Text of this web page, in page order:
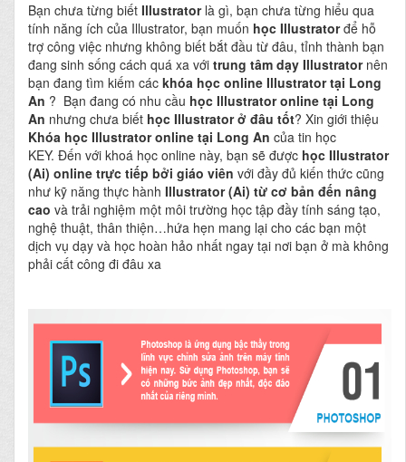
Bạn chưa từng biết Illustratorlà gì, bạn chưa từng hiểu qua
tính năng ích của Illustrator, bạn muốn học Illustratorđể hỗ
trợ công việc nhưng không biết bắt đầu từ đâu, tỉnh thành bạn
đang sinh sống cách quá xa với trung tâm dạy Illustratornên
bạn đang tìm kiếm các khóa học online Illustrator tại Long
An ? Bạn đang có nhu cầu học Illustrator online tại Long
An nhưng chưa biết học Illustrator ở đâu tốt? Xin giới thiệu
Khóa học Illustrator online tại Long An của tin học
KEY. Đến với khoá học online này, bạn sẽ được học Illustrator
(Ai) online trực tiếp bởi giáo viên với đầy đủ kiến thức cũng
như kỹ năng thực hành Illustrator (Ai) từ cơ bản đến nâng
cao và trải nghiệm một môi trường học tập đầy tính sáng tạo,
nghệ thuật, thân thiện…hứa hẹn mang lại cho các bạn một
dịch vụ dạy và học hoàn hảo nhất ngay tại nơi bạn ở mà không
phải cất công đi đâu xa